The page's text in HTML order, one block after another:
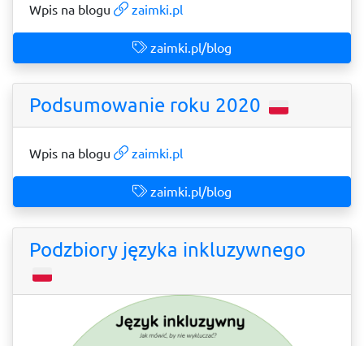
Wpis na blogu zaimki.pl
zaimki.pl/blog
Podsumowanie roku 2020
Wpis na blogu zaimki.pl
zaimki.pl/blog
Podzbiory języka inkluzywnego